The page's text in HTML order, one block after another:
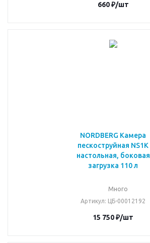
660₽/шт
NORDBERG Камера
пескоструйная NS1K
настольная, боковая
загрузка 110 л
Много
Артикул: ЦБ-00012192
15 750₽/шт